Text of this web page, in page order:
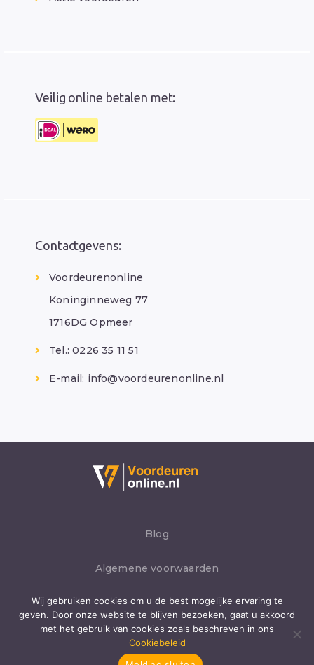
Veilig online betalen met:
Contactgevens:
Voordeurenonline
Koninginneweg 77
1716DG Opmeer
Tel.: 0226 35 11 51
E-mail: info@voordeurenonline.nl
Blog
Algemene voorwaarden
Privacybeleid
Cookies
Wij gebruiken cookies om u de best mogelijke ervaring te
geven. Door onze website te blijven bezoeken, gaat u akkoord
met het gebruik van cookies zoals beschreven in ons
Cookiebeleid